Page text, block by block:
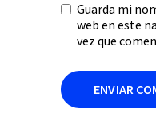
Guarda mi
web en este
vez que